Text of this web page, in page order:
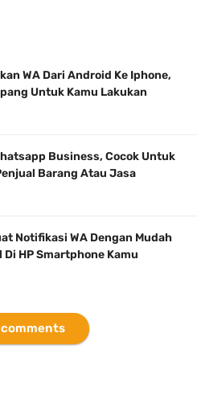
WA Dari Android Ke Iphone,
Untuk Kamu Lakukan
Business, Cocok Untuk
Barang Atau Jasa
Notifikasi WA Dengan Mudah
HP Smartphone Kamu
comments